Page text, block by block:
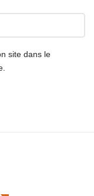
site dans le